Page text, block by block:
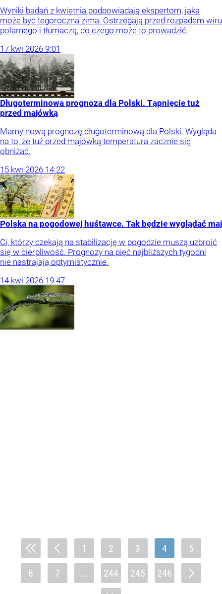
Wyniki badań z kwietnia podpowiadają ekspertom, jaka
może być tegoroczna zima. Ostrzegają przed rozpadem wiru
polarnego i tłumaczą, do czego może to prowadzić.
17 kwi 2026 9:01
Długoterminowa prognoza dla Polski. Tąpnięcie tuż
przed majówką
Mamy nową prognozę długoterminową dla Polski. Wygląda
na to, że tuż przed majówką temperatura zacznie się
obniżać.
15 kwi 2026 14:22
Polska na pogodowej huśtawce. Tak będzie wyglądać maj
Ci, którzy czekają na stabilizację w pogodzie muszą uzbroić
się w cierpliwość. Prognozy na pięć najbliższych tygodni
nie nastrajają optymistycznie.
14 kwi 2026 19:47
1 2 3 4 5
6 7 ... 244 245 246